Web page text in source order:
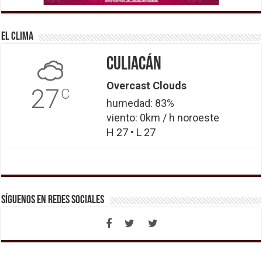
El Clima
27C
Culiacán
Overcast Clouds
humedad: 83%
viento: 0km / h noroeste
H 27 • L 27
Síguenos en Redes Sociales